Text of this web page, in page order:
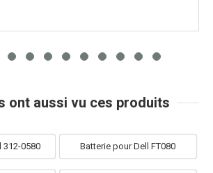
ont aussi vu ces produits
312-0580 Batterie pour Dell FT080